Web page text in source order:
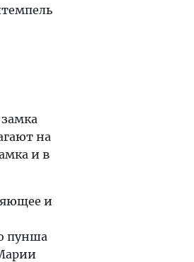
на
и в
и
пунша